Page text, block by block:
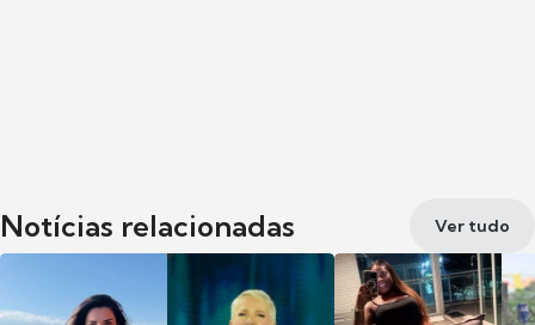
Notícias relacionadas Ver tudo